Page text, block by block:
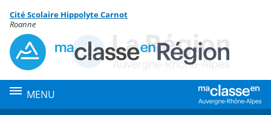
Menu de la rubrique
Contenu
Cité Scolaire Hippolyte Carnot
Roanne
MENU